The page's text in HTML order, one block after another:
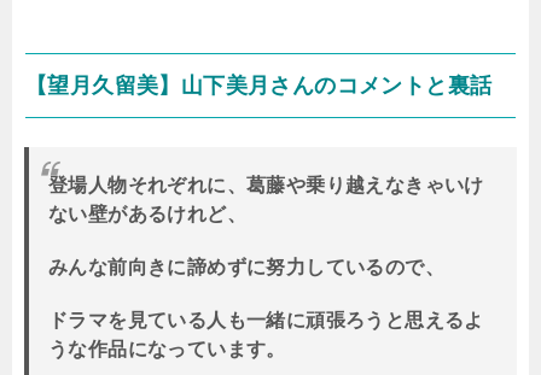
【望月久留美】山下美月さんのコメントと裏話
登場人物それぞれに、葛藤や乗り越えなきゃいけ
ない壁があるけれど、
みんな前向きに諦めずに努力しているので、
ドラマを見ている人も一緒に頑張ろうと思えるよ
うな作品になっています。